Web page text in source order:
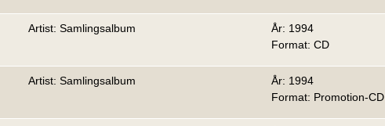
Artist: Samlingsalbum
År: 1994
Format: CD
Artist: Samlingsalbum
År: 1994
Format: Promotion-CD